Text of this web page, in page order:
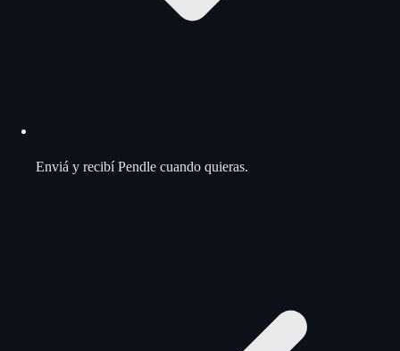
Enviá y recibí Pendle cuando quieras.